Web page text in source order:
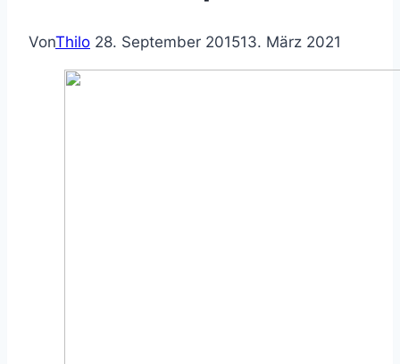
VonThilo 28. September 201513. März 2021